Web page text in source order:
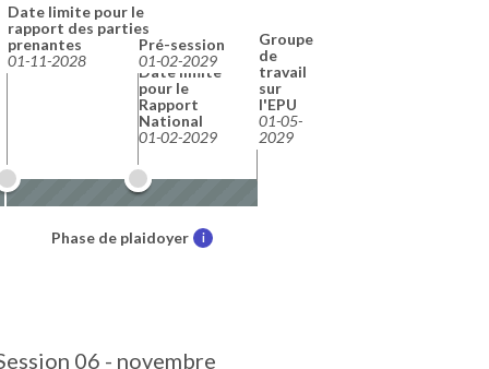
Phase de plaidoyer i
Date limite pour le
rapport des parties
prenantes
01-11-2028
Date limite
pour le
Rapport
National
01-02-2029
Pré-session
01-02-2029
Groupe
de
travail
sur
l'EPU
01-05-
2029
06 - novembre